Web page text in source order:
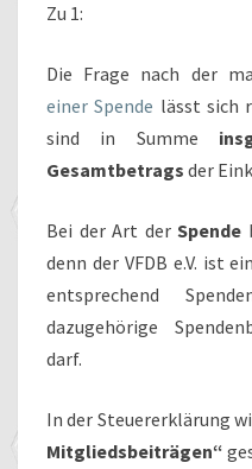
Zu 1:
Die Frage nach der
einer Spende lässt sich
sind in Summe
Gesamtbetrags der
Bei der Art derSpende
denn der VFDB e.V. ist
entsprechend
dazugehörige
darf.
In der Steuererklärung
Mitgliedsbeiträgen“